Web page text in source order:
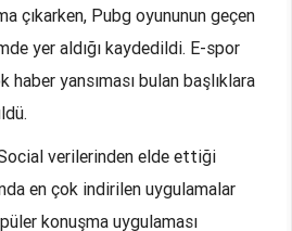
çıkarken, Pubg oyununun geçen
yer aldığı kaydedildi. E-spor
yansıması bulan başlıklara
verilerinden elde ettiği
en çok indirilen uygulamalar
konuşma uygulaması